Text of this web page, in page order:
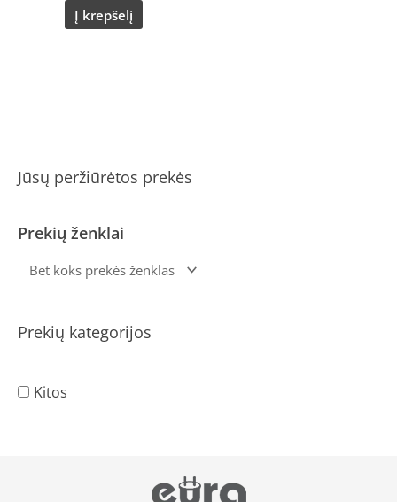
Jūsų peržiūrėtos prekės
Prekių ženklai
Prekių kategorijos
Kitos
Į krepšelį